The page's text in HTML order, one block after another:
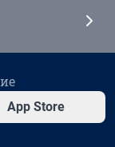
App Store